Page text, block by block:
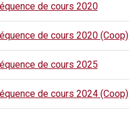
de cours 2020
de cours 2020 (Coop)
de cours 2025
de cours 2024 (Coop)